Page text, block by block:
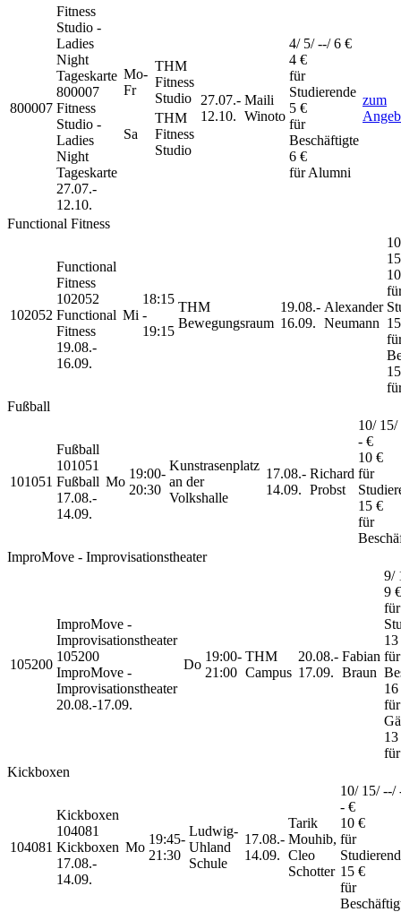
800007
Fitness
Studio -
Ladies
Night
Tageskarte
800007
Fitness
Studio -
Ladies
Night
Tageskarte
27.07.-
12.10.
Mo-
Fr
THM
Fitness
Studio
Sa
THM
Fitness
Studio
27.07.-
12.10.
Maili
Winoto
4/ 5/ --/ 6 €
4 €
für
Studierende
5 €
für
Beschäftigte
6 €
für Alumni
zum
Functional Fitness
102052
Functional
Fitness
102052
Functional
Fitness
19.08.-
16.09.
Mi
18:15
-
19:15
THM
Bewegungsraum
19.08.-
16.09.
Alexander
Neumann
Fußball
101051
Fußball
101051
Fußball
17.08.-
14.09.
Mo
19:00-
20:30
Kunstrasenplatz
an der
Volkshalle
17.08.-
14.09.
Richard
Probst
10/ 15/
- €
10 €
für
15 €
für
ImproMove - Improvisationstheater
105200
ImproMove -
Improvisationstheater
105200
ImproMove -
Improvisationstheater
20.08.-17.09.
Do
19:00-
21:00
THM
Campus
20.08.-
17.09.
Fabian
Braun
9/
9 €
für
für
für
Kickboxen
104081
Kickboxen
104081
Kickboxen
17.08.-
14.09.
Mo
19:45-
21:30
Ludwig-
Uhland
Schule
17.08.-
14.09.
Tarik
Mouhib,
Cleo
Schotter
10/ 15/ --/
- €
10 €
für
15 €
für